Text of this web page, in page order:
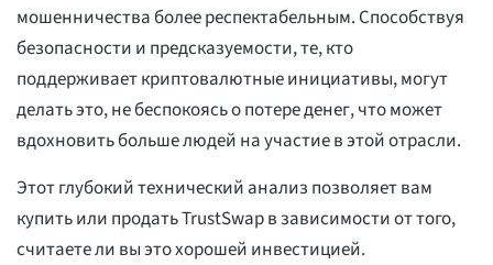
мошенничества более респектабельным. Способствуя
безопасности и предсказуемости, те, кто
поддерживает криптовалютные инициативы, могут
делать это, не беспокоясь о потере денег, что может
вдохновить больше людей на участие в этой отрасли.
Этот глубокий технический анализ позволяет вам
купить или продать TrustSwap в зависимости от того,
считаете ли вы это хорошей инвестицией.